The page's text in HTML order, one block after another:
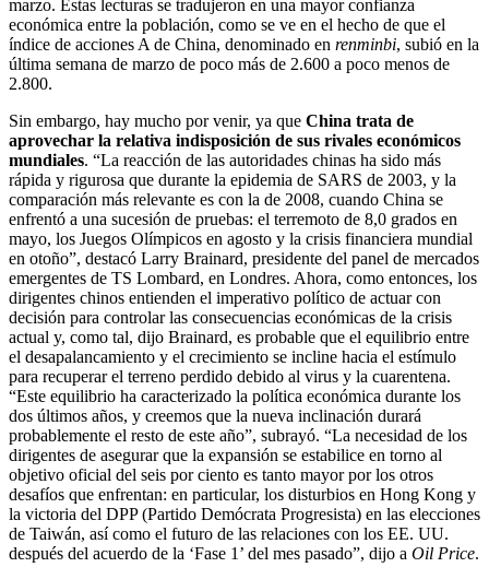
marzo. Estas lecturas se tradujeron en una mayor confianza
económica entre la población, como se ve en el hecho de que el
índice de acciones A de China, denominado en renminbi, subió en la
última semana de marzo de poco más de 2.600 a poco menos de
2.800.
Sin embargo, hay mucho por venir, ya que China trata de
aprovechar la relativa indisposición de sus rivales económicos
mundiales. “La reacción de las autoridades chinas ha sido más
rápida y rigurosa que durante la epidemia de SARS de 2003, y la
comparación más relevante es con la de 2008, cuando China se
enfrentó a una sucesión de pruebas: el terremoto de 8,0 grados en
mayo, los Juegos Olímpicos en agosto y la crisis financiera mundial
en otoño”, destacó Larry Brainard, presidente del panel de mercados
emergentes de TS Lombard, en Londres. Ahora, como entonces, los
dirigentes chinos entienden el imperativo político de actuar con
decisión para controlar las consecuencias económicas de la crisis
actual y, como tal, dijo Brainard, es probable que el equilibrio entre
el desapalancamiento y el crecimiento se incline hacia el estímulo
para recuperar el terreno perdido debido al virus y la cuarentena.
“Este equilibrio ha caracterizado la política económica durante los
dos últimos años, y creemos que la nueva inclinación durará
probablemente el resto de este año”, subrayó. “La necesidad de los
dirigentes de asegurar que la expansión se estabilice en torno al
objetivo oficial del seis por ciento es tanto mayor por los otros
desafíos que enfrentan: en particular, los disturbios en Hong Kong y
la victoria del DPP (Partido Demócrata Progresista) en las elecciones
de Taiwán, así como el futuro de las relaciones con los EE. UU.
después del acuerdo de la ‘Fase 1’ del mes pasado”, dijo a Oil Price.